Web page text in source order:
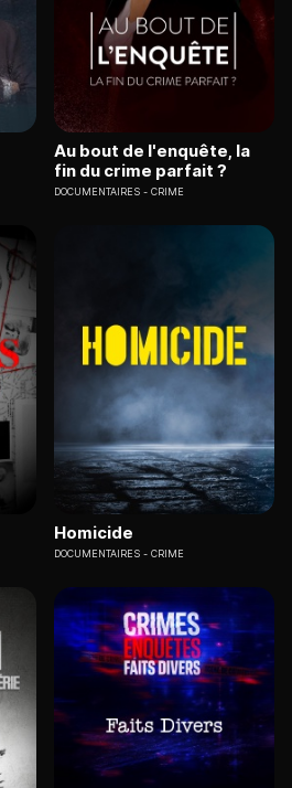
Au bout de l'enquête, la
fin du crime parfait ?
DOCUMENTAIRES CRIME
Homicide
DOCUMENTAIRES CRIME